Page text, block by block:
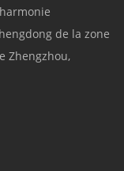
de la zone
Zhengzhou,